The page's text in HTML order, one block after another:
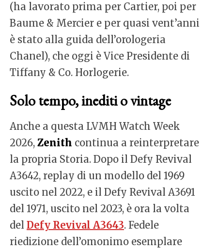
(ha lavorato prima per Cartier, poi per
Baume & Mercier e per quasi vent’anni
è stato alla guida dell’orologeria
Chanel), che oggi è Vice Presidente di
Tiffany & Co. Horlogerie.
Solo tempo, inediti o vintage
Anche a questa LVMH Watch Week
2026, Zenith continua a reinterpretare
la propria Storia. Dopo il Defy Revival
A3642, replay di un modello del 1969
uscito nel 2022, e il Defy Revival A3691
del 1971, uscito nel 2023, è ora la volta
del Defy Revival A3643. Fedele
riedizione dell’omonimo esemplare